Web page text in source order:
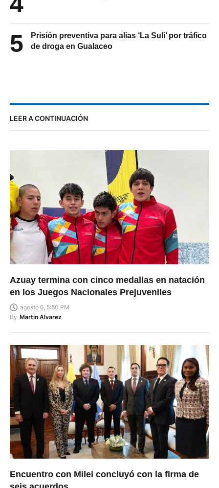
5
Prisión preventiva para alias ‘La Suli’ por tráfico
de droga en Gualaceo
LEER A CONTINUACIÓN
Azuay termina con cinco medallas en natación
en los Juegos Nacionales Prejuveniles
agosto 6, 5:50 PM
By Martin Alvarez
Encuentro con Milei concluyó con la firma de